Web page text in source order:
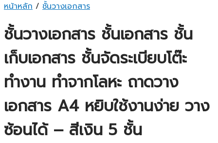
หน้าหลัก / ชั้นวางเอกสาร
ชั้นวางเอกสาร ชั้นเอกสาร ชั้น
เก็บเอกสาร ชั้นจัดระเบียบโต๊ะ
ทำงาน ทำจากโลหะ ถาดวาง
เอกสาร A4 หยิบใช้งานง่าย วาง
ซ้อนได้ – สีเงิน 5 ชั้น